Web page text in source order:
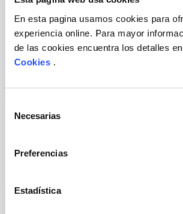
En esta pagina usamos cookies para
experiencia online. Para mayor
de las cookies encuentra los detalles en
Cookies.
Necesarias
Preferencias
Estadística
ENVIAR
COMENTARIO
TOM SHARPE
ZAFARRANCHO EN
CAMBRIDGE
LA
PORQUE TAMBIÉN
VISTE